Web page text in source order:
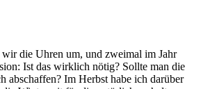
die Uhren um, und zweimal im Jahr
Ist das wirklich nötig? Sollte man die
abschaffen? Im Herbst habe ich darüber